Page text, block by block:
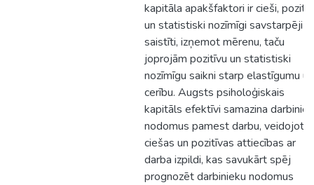
kapitāla apakšfaktori ir cieši,
un statistiski nozīmīgi savstarpēji
saistīti, izņemot mērenu, taču
joprojām pozitīvu un statistiski
nozīmīgu saikni starp elastīgumu un
cerību. Augsts psiholoģiskais
kapitāls efektīvi samazina
nodomus pamest darbu, veidojot
ciešas un pozitīvas attiecības ar
darba izpildi, kas savukārt spēj
prognozēt darbinieku nodomus